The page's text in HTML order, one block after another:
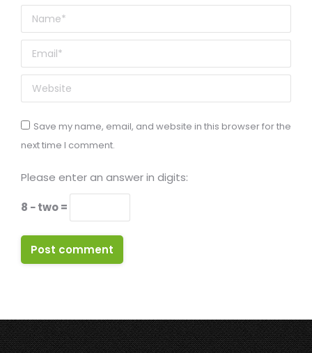
Name *
Email *
Website
Save my name, email, and website in this browser for the
next time I comment.
Please enter an answer in digits:
8 − two =
Post comment